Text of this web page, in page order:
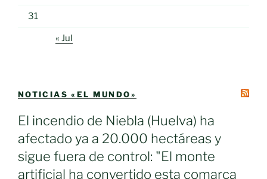
31
« Jul
NOTICIAS «EL MUNDO»
El incendio de Niebla (Huelva) ha
afectado ya a 20.000 hectáreas y
sigue fuera de control: "El monte
artificial ha convertido esta comarca